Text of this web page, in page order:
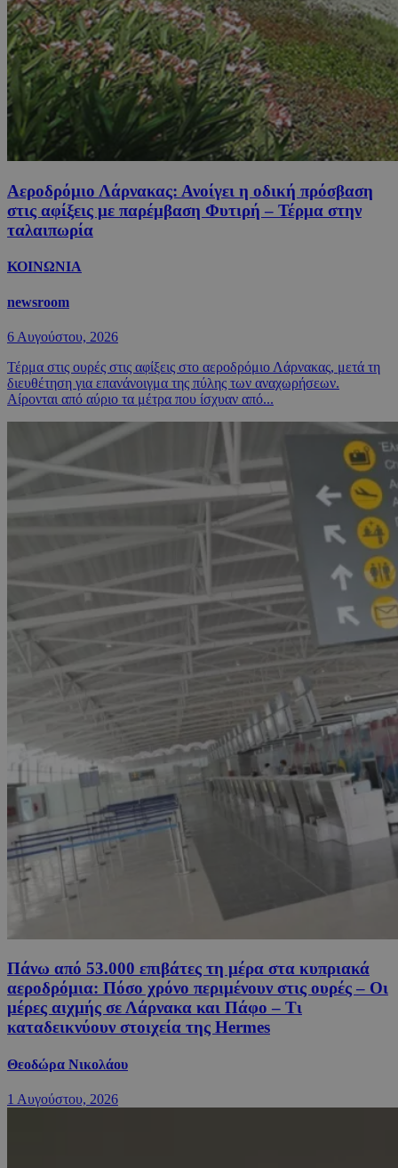
Αεροδρόμιο Λάρνακας: Ανοίγει η οδική πρόσβαση
στις αφίξεις με παρέμβαση Φυτιρή – Τέρμα στην
ταλαιπωρία
ΚΟΙΝΩΝΙΑ
newsroom
6 Αυγούστου, 2026
Τέρμα στις ουρές στις αφίξεις στο αεροδρόμιο Λάρνακας, μετά τη
διευθέτηση για επανάνοιγμα της πύλης των αναχωρήσεων.
Αίρονται από αύριο τα μέτρα που ίσχυαν από...
Πάνω από 53.000 επιβάτες τη μέρα στα κυπριακά
αεροδρόμια: Πόσο χρόνο περιμένουν στις ουρές – Oι
μέρες αιχμής σε Λάρνακα και Πάφο – Τι
καταδεικνύουν στοιχεία της Hermes
Θεοδώρα Νικολάου
1 Αυγούστου, 2026